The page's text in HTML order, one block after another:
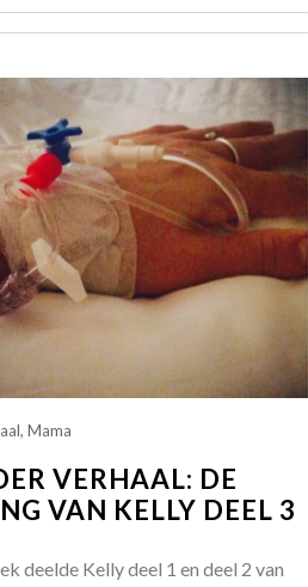
,Mama
VERHAAL: DE
VAN KELLY DEEL 3
deelde Kelly deel 1 en deel 2 van